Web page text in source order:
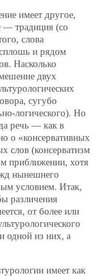
имеет другое,
— традиция (со
слова
и рядом
Насколько
двух
сугубо
логического). Но
речь — как в
о «консервативных
слов (консерватизм
приближении, хотя
нынешнего
условием. Итак,
различения
от более или
одной из них, а
имеет как